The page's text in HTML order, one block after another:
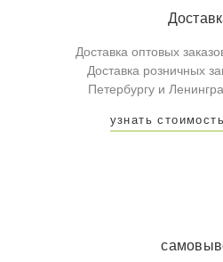
Доставка оптовых
Доставка розничных
Петербургу и
узнать